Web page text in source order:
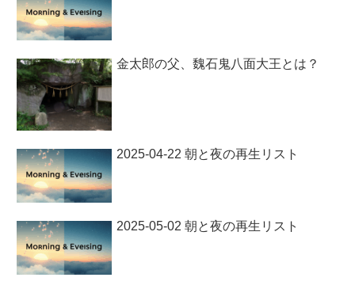
金太郎の父、魏石鬼八面大王とは？
2025-04-22 朝と夜の再生リスト
2025-05-02 朝と夜の再生リスト